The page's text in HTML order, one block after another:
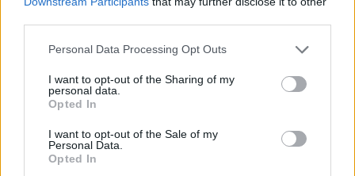
Personal Data Processing Opt Outs
I want to opt-out of the Sharing of my
personal data.
Opted In
I want to opt-out of the Sale of my
Personal Data.
Opted In
Δ/ΝΣΗ: CALLE ISLA CANOSA, 35, POIO-36005,
PONTEVEDRA, SPAIN
ΤΗΛ: (0034) 88660005 FAX: (0034) 986870787 e-
comercial@shwemare.com
Η εταιρία "SHWE MARE S.L.", που
κατεψυγμένων θαλασσινών, ενδιαφέρεται για
συνεργασία με αντίστοιχες ελληνικές του